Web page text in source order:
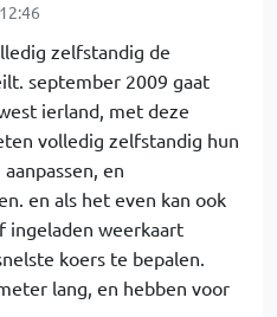
zelfstandig de
september 2009 gaat
ierland, met deze
volledig zelfstandig hun
en
en als het even kan ook
ingeladen weerkaart
koers te bepalen.
lang, en hebben voor